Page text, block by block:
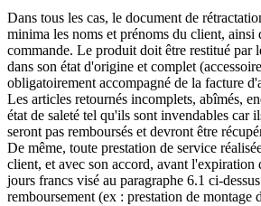
Dans tous les cas, le document de
minima les noms et prénoms du client, ainsi
commande. Le produit doit être restitué par
dans son état d'origine et complet
obligatoirement accompagné de la facture
Les articles retournés incomplets, abîmés,
état de saleté tel qu'ils sont invendables car
seront pas remboursés et devront être
De même, toute prestation de service
client, et avec son accord, avant l'expiration
jours francs visé au paragraphe 6.1 ci-
remboursement (ex : prestation de montage